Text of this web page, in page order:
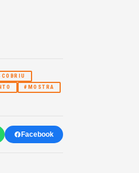
#MOSTRA
Facebook